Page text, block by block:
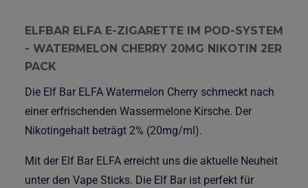
ELFBAR ELFA E-ZIGARETTE IM POD-SYSTEM
- WATERMELON CHERRY 20MG NIKOTIN 2ER
PACK
Die Elf Bar ELFA Watermelon Cherry schmeckt nach
einer erfrischenden Wassermelone Kirsche. Der
Nikotingehalt beträgt 2% (20mg/ml).
Mit der Elf Bar ELFA erreicht uns die aktuelle Neuheit
unter den Vape Sticks. Die Elf Bar ist perfekt für